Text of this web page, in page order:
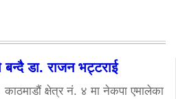
बन्दै डा. राजन भट्टराई
काठमाडौं क्षेत्र नं. ४ मा नेकपा एमालेका